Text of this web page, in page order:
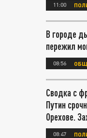
11:00
В городе
пережил
08:56
Сводка с
Путин
Орехове.
08:47